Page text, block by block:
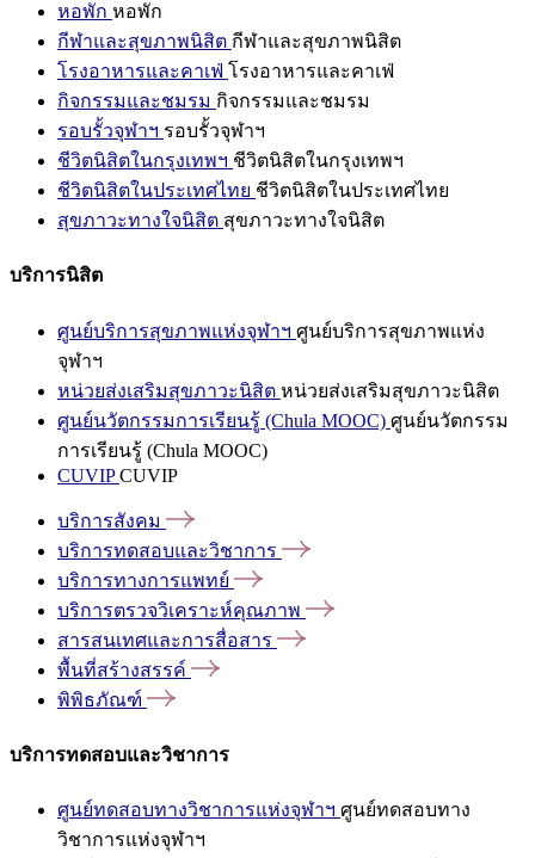
หอพัก หอพัก
กีฬาและสุขภาพนิสิต กีฬาและสุขภาพนิสิต
โรงอาหารและคาเฟ่ โรงอาหารและคาเฟ่
กิจกรรมและชมรม กิจกรรมและชมรม
รอบรั้วจุฬาฯ รอบรั้วจุฬาฯ
ชีวิตนิสิตในกรุงเทพฯ ชีวิตนิสิตในกรุงเทพฯ
ชีวิตนิสิตในประเทศไทย ชีวิตนิสิตในประเทศไทย
สุขภาวะทางใจนิสิต สุขภาวะทางใจนิสิต
บริการนิสิต
ศูนย์บริการสุขภาพแห่งจุฬาฯ ศูนย์บริการสุขภาพแห่ง
จุฬาฯ
หน่วยส่งเสริมสุขภาวะนิสิต หน่วยส่งเสริมสุขภาวะนิสิต
ศูนย์นวัตกรรมการเรียนรู้ (Chula MOOC) ศูนย์นวัตกรรม
การเรียนรู้ (Chula MOOC)
CUVIPCUVIP
บริการสังคม
บริการทดสอบและวิชาการ
บริการทางการแพทย์
บริการตรวจวิเคราะห์คุณภาพ
สารสนเทศและการสื่อสาร
พื้นที่สร้างสรรค์
พิพิธภัณฑ์
บริการทดสอบและวิชาการ
ศูนย์ทดสอบทางวิชาการแห่งจุฬาฯ ศูนย์ทดสอบทาง
วิชาการแห่งจุฬาฯ